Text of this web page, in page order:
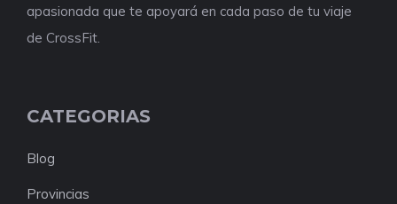
apasionada que te apoyará en cada paso de tu viaje
de CrossFit.
CATEGORIAS
Blog
Provincias